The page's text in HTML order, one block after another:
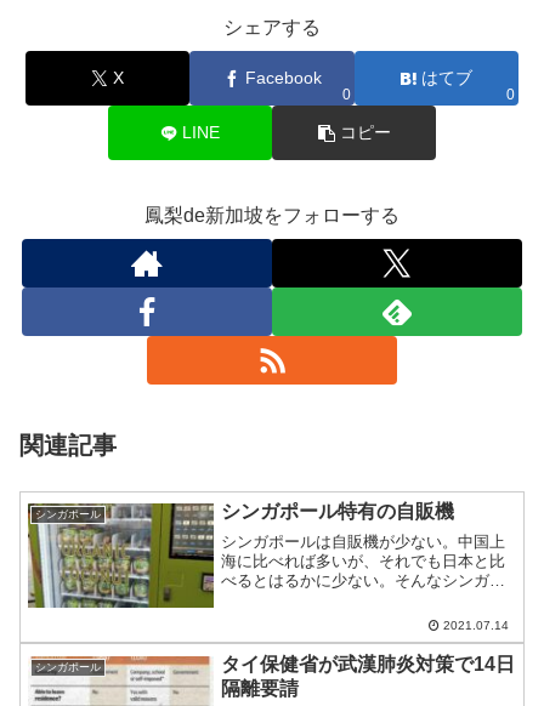
シェアする
X Facebook
0
はてブ
0
LINE コピー
鳳梨de新加坡をフォローする
関連記事
シンガポール シンガポール特有の自販機
シンガポールは自販機が少ない。中国上
海に比べれば多いが、それでも日本と比
べるとはるかに少ない。そんなシンガポ
い－おそらく南国だから－自販機も見ら
れる。
2021.07.14
シンガポール
タイ保健省が武漢肺炎対策で14日
隔離要請